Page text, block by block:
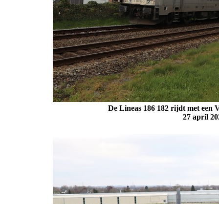
De Lineas 186 182 rijdt met een
27 april